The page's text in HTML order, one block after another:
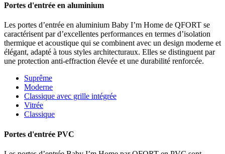
Portes d'entrée en aluminium
Les portes d’entrée en aluminium Baby I’m Home de QFORT se
caractérisent par d’excellentes performances en termes d’isolation
thermique et acoustique qui se combinent avec un design moderne et
élégant, adapté à tous styles architecturaux. Elles se distinguent par
une protection anti-effraction élevée et une durabilité renforcée.
Suprême
Moderne
Classique avec grille intégrée
Vitrée
Classique
Portes d'entrée PVC